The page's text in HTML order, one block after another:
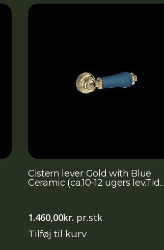
Cistern lever Gold with Blue
Ceramic (ca.10-12 ugers lev.Tid...
1.460,00kr. pr.stk
Tilføj til kurv